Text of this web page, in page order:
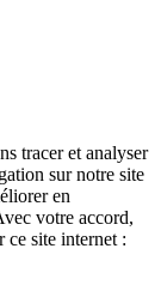
tracer et analyser
sur notre site
en
votre accord,
ce site internet :